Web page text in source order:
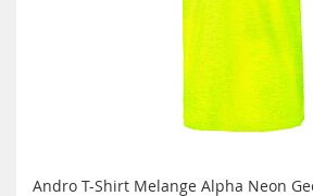
Andro T-Shirt Melange Alpha Neon